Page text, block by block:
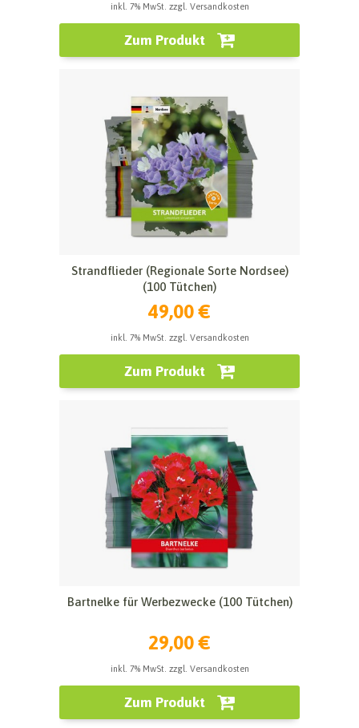
inkl. 7% MwSt. zzgl. Versandkosten
Zum Produkt
Strandflieder (Regionale Sorte Nordsee)
(100 Tütchen)
49,00 €
inkl. 7% MwSt. zzgl. Versandkosten
Zum Produkt
Bartnelke für Werbezwecke (100 Tütchen)
29,00 €
inkl. 7% MwSt. zzgl. Versandkosten
Zum Produkt